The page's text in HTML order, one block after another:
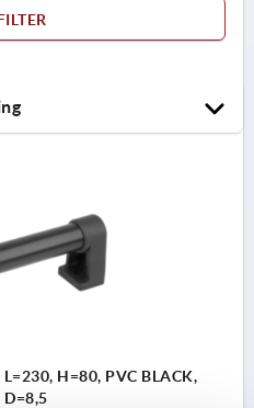
H=80, PVC BLACK,
D=8,5